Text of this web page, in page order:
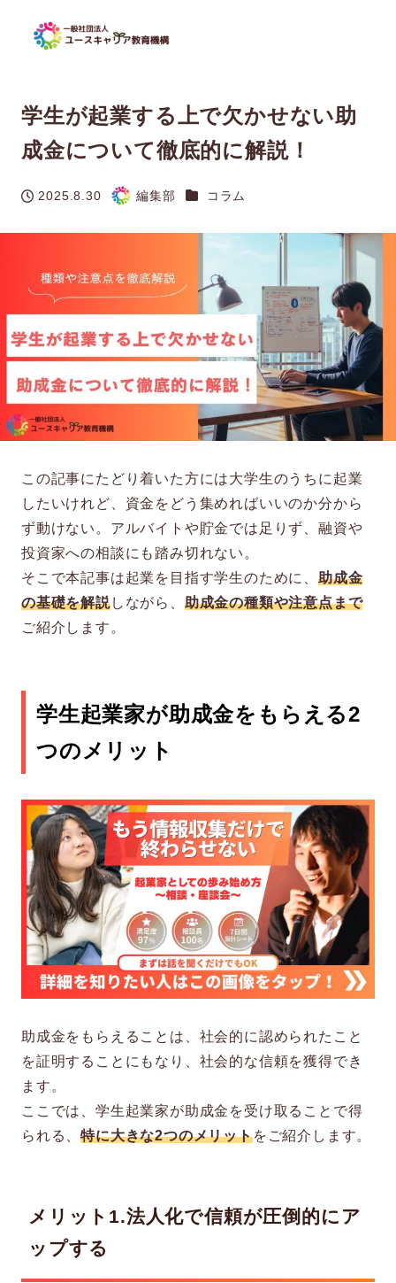
学生が起業する上で欠かせない助
成金について徹底的に解説！
投稿日
2025.8.30
著
編集部 カテゴリー
コラム
この記事にたどり着いた方には大学生のうちに起業
したいけれど、資金をどう集めればいいのか分から
ず動けない。アルバイトや貯金では足りず、融資や
投資家への相談にも踏み切れない。
そこで本記事は起業を目指す学生のために、 助成金
の基礎を解説しながら、 助成金の種類や注意点まで
ご紹介します。
学生起業家が助成金をもらえる2
つのメリット
助成金をもらえることは、社会的に認められたこと
を証明することにもなり、社会的な信頼を獲得でき
ます。
ここでは、学生起業家が助成金を受け取ることで得
られる、特に大きな2つのメリットをご紹介します。
メリット1.法人化で信頼が圧倒的にア
ップする